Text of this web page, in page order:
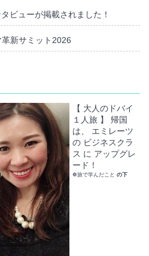
ビューが掲載されました！
新サミット2026
【 大人のドバイ
１人旅 】 帰国
は、 エミレーツ
の ビジネスクラ
ス に アップグレ
ード！
❁旅で学んだこと の下